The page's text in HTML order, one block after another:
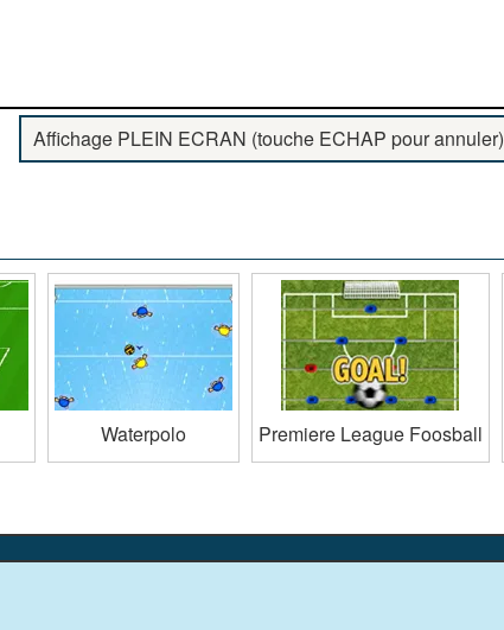
Affichage PLEIN ECRAN (touche ECHAP pour annuler)
Waterpolo Premiere League Foosball